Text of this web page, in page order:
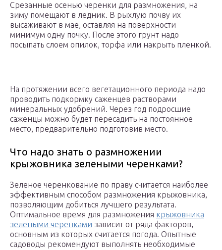
Срезанные осенью черенки для размножения, на
зиму помещают в ледник. В рыхлую почву их
высаживают в мае, оставляя на поверхности
минимум одну почку. После этого грунт надо
посыпать слоем опилок, торфа или накрыть пленкой.
На протяжении всего вегетационного периода надо
проводить подкормку саженцев растворами
минеральных удобрений. Через год подросшие
саженцы можно будет пересадить на постоянное
место, предварительно подготовив место.
Что надо знать о размножении
крыжовника зелеными черенками?
Зеленое черенкование по праву считается наиболее
эффективным способом размножения крыжовника,
позволяющим добиться лучшего результата.
Оптимальное время для размножения крыжовника
зелеными черенками зависит от ряда факторов,
основным из которых считается погода. Опытные
садоводы рекомендуют выполнять необходимые